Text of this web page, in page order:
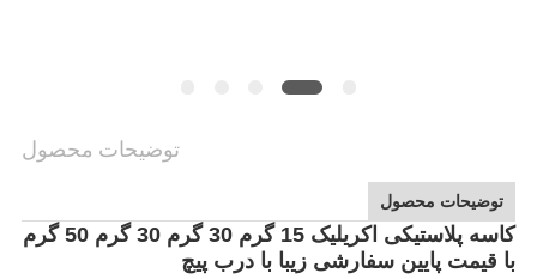
توضیحات محصول
توضیحات محصول
کاسه پلاستیکی اکریلیک 15 گرم 30 گرم 30 گرم 50 گرم
با قیمت پایین سفارشی زیبا با درب پیچ